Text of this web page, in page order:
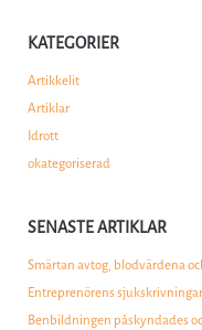
KATEGORIER
Artikkelit
Artiklar
Idrott
okategoriserad
SENASTE ARTIKLAR
Smärtan avtog, blodvärdena
Entreprenörens
Benbildningen påskyndades